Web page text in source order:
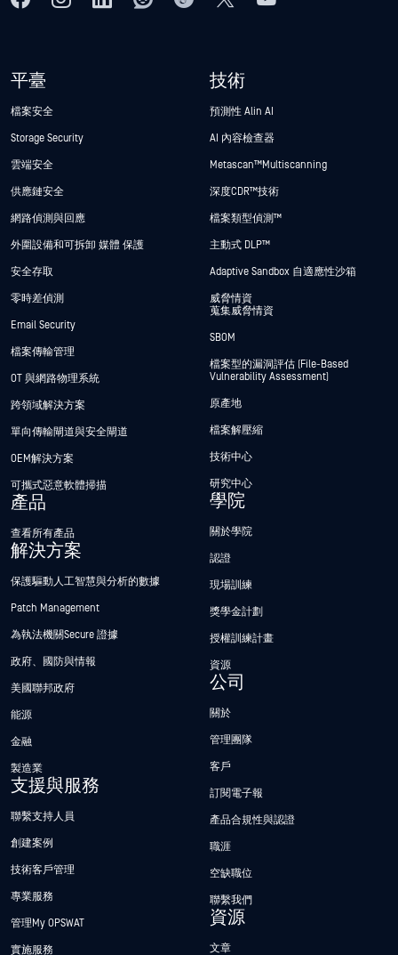
平臺
檔案安全
Storage Security
雲端安全
供應鏈安全
網路偵測與回應
外圍設備和可拆卸 媒體 保護
安全存取
零時差偵測
Email Security
檔案傳輸管理
OT 與網路物理系統
跨領域解決方案
單向傳輸閘道與安全閘道
OEM解決方案
可攜式惡意軟體掃描
產品
查看所有產品
解決方案
保護驅動人工智慧與分析的數據
Patch Management
為執法機關Secure 證據
政府、國防與情報
美國聯邦政府
能源
金融
製造業
支援與服務
聯繫支持人員
創建案例
技術客戶管理
專業服務
管理My OPSWAT
實施服務
技術
預測性 Alin AI
AI 內容檢查器
Metascan™ Multiscanning
深度CDR™技術
檔案類型偵測™
主動式 DLP™
Adaptive Sandbox 自適應性沙箱
威脅情資
蒐集威脅情資
SBOM
檔案型的漏洞評估 (File-Based
Vulnerability Assessment)
原產地
檔案解壓縮
技術中心
研究中心
學院
關於學院
認證
現場訓練
獎學金計劃
授權訓練計畫
資源
公司
關於
管理團隊
客戶
訂閱電子報
產品合規性與認證
職涯
空缺職位
聯繫我們
資源
文章